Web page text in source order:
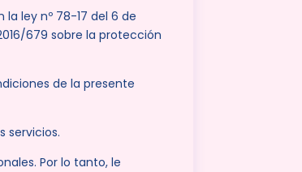
ley nº 78-17 del 6 de
679 sobre la protección
de la presente
servicios.
Por lo tanto, le